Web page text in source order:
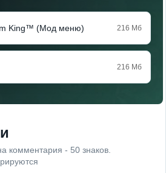
King™ (Мод меню) 216 Мб
216 Мб
комментария - 50 знаков.